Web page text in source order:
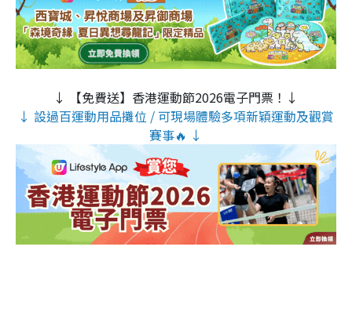
↓ 【免費送】香港運動節2026電子門票！↓
↓ 設過百運動用品攤位 / 可現場體驗多項新穎運動及觀賞
賽事🔥 ↓